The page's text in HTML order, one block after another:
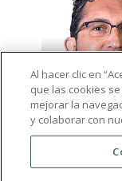
Francisco
Moreno
Al hacer clic en
que las cookies
mejorar la
y colaborar con